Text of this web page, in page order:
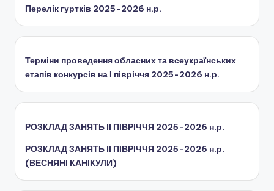
а
д
Перелік гуртків 2025-2026 н.р.
Терміни проведення обласних та всеукраїнських
етапів конкурсів на І півріччя 2025-2026 н.р.
РОЗКЛАД ЗАНЯТЬ IІ ПІВРІЧЧЯ 2025-2026 н.р.
РОЗКЛАД ЗАНЯТЬ IІ ПІВРІЧЧЯ 2025-2026 н.р.
(ВЕСНЯНІ КАНІКУЛИ)